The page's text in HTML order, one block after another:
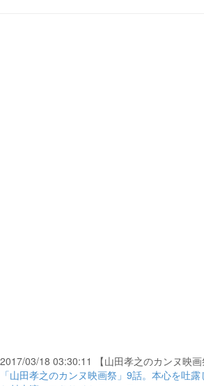
2017/03/18 03:30:11 【山田孝之のカンヌ映画
「山田孝之のカンヌ映画祭」9話。本心を吐